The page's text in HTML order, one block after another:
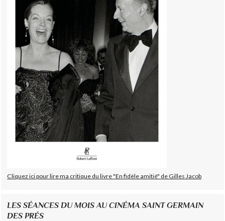
Cliquez ici pour lire ma critique du livre "En fidèle amitié" de Gilles Jacob
LES SÉANCES DU MOIS AU CINÉMA SAINT GERMAIN
DES PRÉS